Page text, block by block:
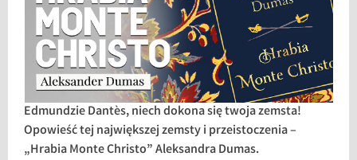
Edmundzie Dantès, niech dokona się twoja zemsta!
Opowieść tej największej zemsty i przeistoczenia –
„Hrabia Monte Christo” Aleksandra Dumas.